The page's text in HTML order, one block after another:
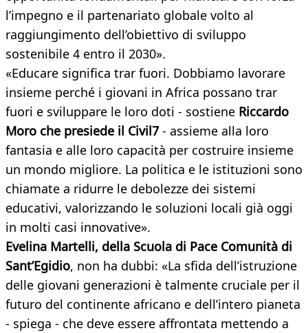
l’impegno e il partenariato globale volto al
raggiungimento dell’obiettivo di sviluppo
sostenibile 4 entro il 2030».
«Educare significa trar fuori. Dobbiamo lavorare
insieme perché i giovani in Africa possano trar
fuori e sviluppare le loro doti - sostiene Riccardo
Moro che presiede il Civil7- assieme alla loro
fantasia e alle loro capacità per costruire insieme
un mondo migliore. La politica e le istituzioni sono
chiamate a ridurre le debolezze dei sistemi
educativi, valorizzando le soluzioni locali già oggi
in molti casi innovative».
Evelina Martelli, della Scuola di Pace Comunità di
Sant’Egidio, non ha dubbi: «La sfida dell’istruzione
delle giovani generazioni è talmente cruciale per il
futuro del continente africano e dell’intero pianeta
- spiega - che deve essere affrontata mettendo a